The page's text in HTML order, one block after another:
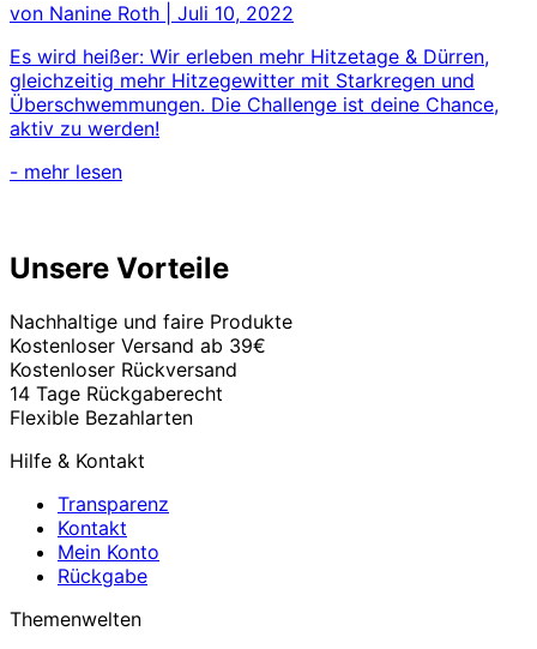
von Nanine Roth
Juli 10, 2022
Es wird heißer: Wir erleben mehr Hitzetage & Dürren,
gleichzeitig mehr Hitzegewitter mit Starkregen und
Überschwemmungen. Die Challenge ist deine Chance,
aktiv zu werden!
- mehr lesen
Unsere Vorteile
Nachhaltige und faire Produkte
Kostenloser Versand ab 39€
Kostenloser Rückversand
14 Tage Rückgaberecht
Flexible Bezahlarten
Hilfe & Kontakt
Transparenz
Kontakt
Mein Konto
Rückgabe
Themenwelten